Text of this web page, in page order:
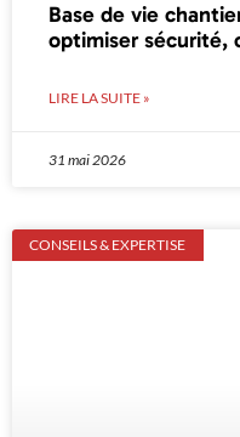
Base de vie
optimiser sécurité,
LIRE LA SUITE »
31 mai 2026
CONSEILS & EXPERTISE